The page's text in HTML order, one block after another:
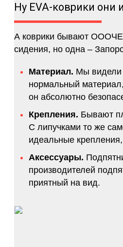
Ну EVA-коврики они
А коврики бывают
сидения, но одна –
Материал. Мы видели
нормальный
он абсолютно
Крепления. Бывают
С липучками то же
идеальные
Аксессуары.
производителей
приятный на вид.